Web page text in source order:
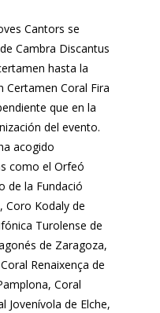
Cantors se
Cambra Discantus
hasta la
Certamen Coral Fira
que en la
del evento.
acogido
como el Orfeó
de la Fundació
Coro Kodaly de
Turolense de
de Zaragoza,
Renaixença de
Coral
Jovenívola de Elche,